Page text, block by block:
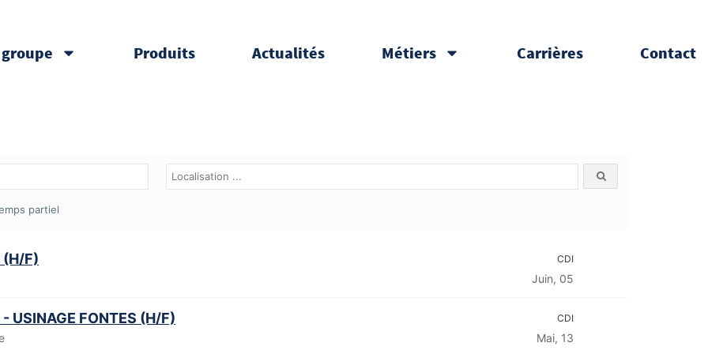
Produits Actualités Métiers Carrières Contact
partiel
(H/F) CDI
Juin, 05
USINAGE FONTES (H/F) CDI
Mai, 13